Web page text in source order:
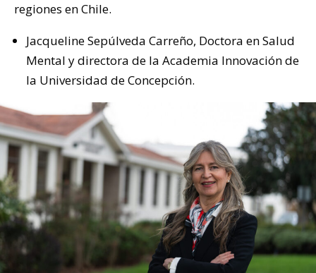
regiones en Chile.
Jacqueline Sepúlveda Carreño, Doctora en Salud
Mental y directora de la Academia Innovación de
la Universidad de Concepción.